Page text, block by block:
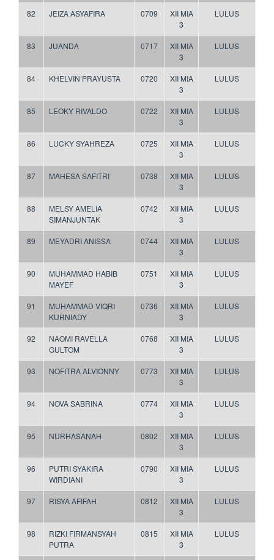
82 JEIZA ASYAFIRA 0709
XII MIA
3
LULUS
83 JUANDA 0717
XII MIA
3
LULUS
84 KHELVIN PRAYUSTA 0720
XII MIA
3
LULUS
85 LEOKY RIVALDO 0722
XII MIA
3
LULUS
86 LUCKY SYAHREZA 0725
XII MIA
3
LULUS
87 MAHESA SAFITRI 0738
XII MIA
3
LULUS
88
MELSY AMELIA
SIMANJUNTAK
0742
XII MIA
3
LULUS
89 MEYADRI ANISSA 0744
XII MIA
3
LULUS
90
MUHAMMAD HABIB
MAYEF
0751
XII MIA
3
LULUS
91
MUHAMMAD VIQRI
KURNIADY
0736
XII MIA
3
LULUS
92
NAOMI RAVELLA
GULTOM
0768
XII MIA
3
LULUS
93 NOFITRA ALVIONNY 0773
XII MIA
3
LULUS
94 NOVA SABRINA 0774
XII MIA
3
LULUS
95 NURHASANAH 0802
XII MIA
3
LULUS
96
PUTRI SYAKIRA
WIRDIANI
0790
XII MIA
3
LULUS
97 RISYA AFIFAH 0812
XII MIA
3
LULUS
98
RIZKI FIRMANSYAH
PUTRA
0815
XII MIA
3
LULUS